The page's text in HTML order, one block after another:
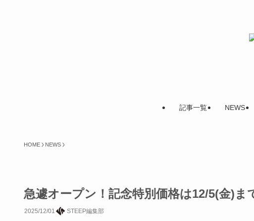
記事一覧 NEWS
HOME NEWS
急遽オープン！記念特別価格は12/5(金)
2025/12/01 STEEP編集部